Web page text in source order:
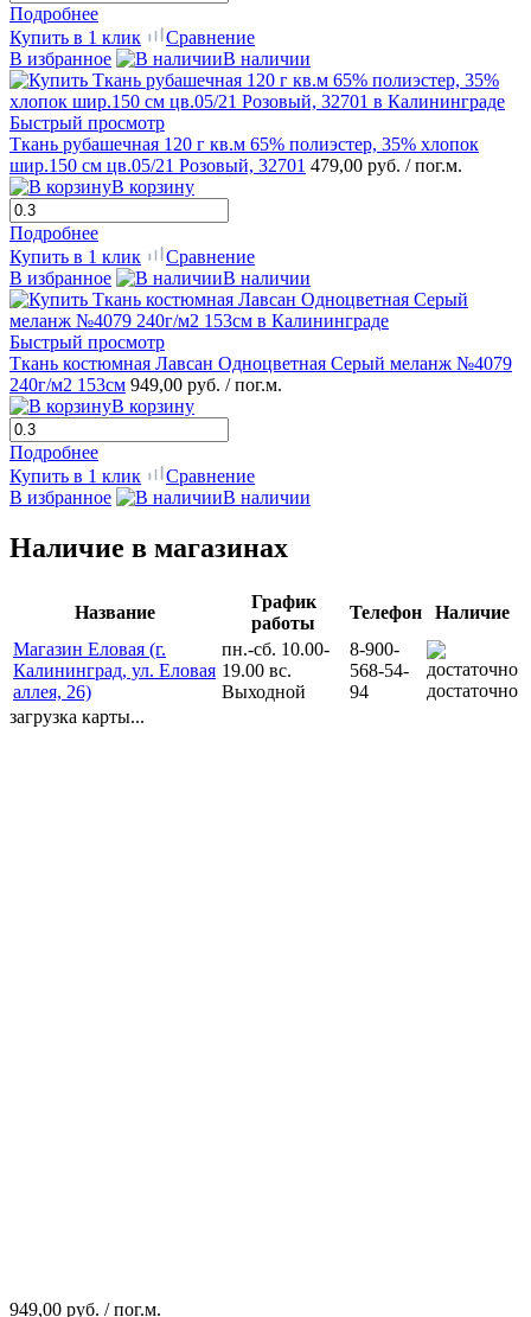
Подробнее
Купить в 1 клик
Сравнение
В избранное
В наличии
Быстрый просмотр
Ткань рубашечная 120 г кв.м 65% полиэстер, 35% хлопок
шир.150 см цв.05/21 Розовый, 32701 479,00 руб. / пог.м.
В корзину
Подробнее
Купить в 1 клик
Сравнение
В избранное
В наличии
Быстрый просмотр
Ткань костюмная Лавсан Одноцветная Серый меланж №4079
240г/м2 153см 949,00 руб. / пог.м.
В корзину
Подробнее
Купить в 1 клик
Сравнение
В избранное
В наличии
Наличие в магазинах
Название
График
работы
Телефон
Наличие
Магазин Еловая (г.
Калининград, ул. Еловая
аллея, 26)
пн.-сб. 10.00-
19.00 вс.
Выходной
8-900-
568-54-
94
достаточно
загрузка карты...
949,00 руб. / пог.м.